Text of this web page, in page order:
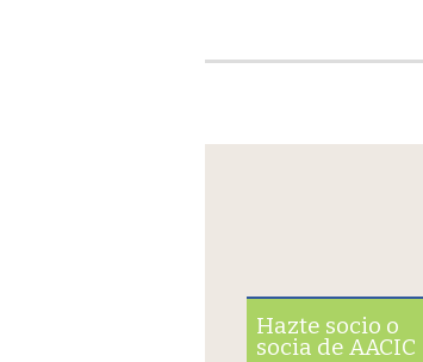
Hazte socio o
socia de AACIC